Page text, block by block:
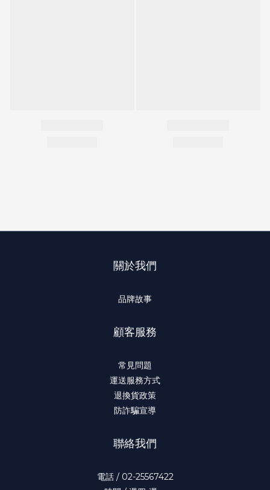
關於我們
品牌故事
顧客服務
常見問題
運送服務方式
退換貨政策
防詐騙宣導
聯絡我們
電話 / 02-25567422